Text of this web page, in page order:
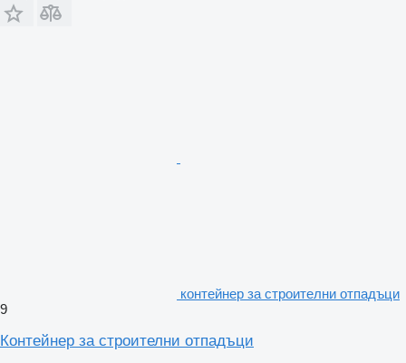
контейнер за строителни отпадъци
9
Контейнер за строителни отпадъци